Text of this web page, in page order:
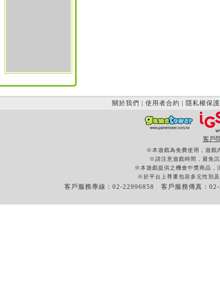
關於我們 | 使用者合約 | 隱私權保護
客戶
※本遊戲為免費使用，遊戲
※請注意遊戲時間，避免
※本遊戲提供之機會中獎商品，
※於平台上尊重包容多元性別
客戶服務專線：02-22996858 客戶服務傳真：